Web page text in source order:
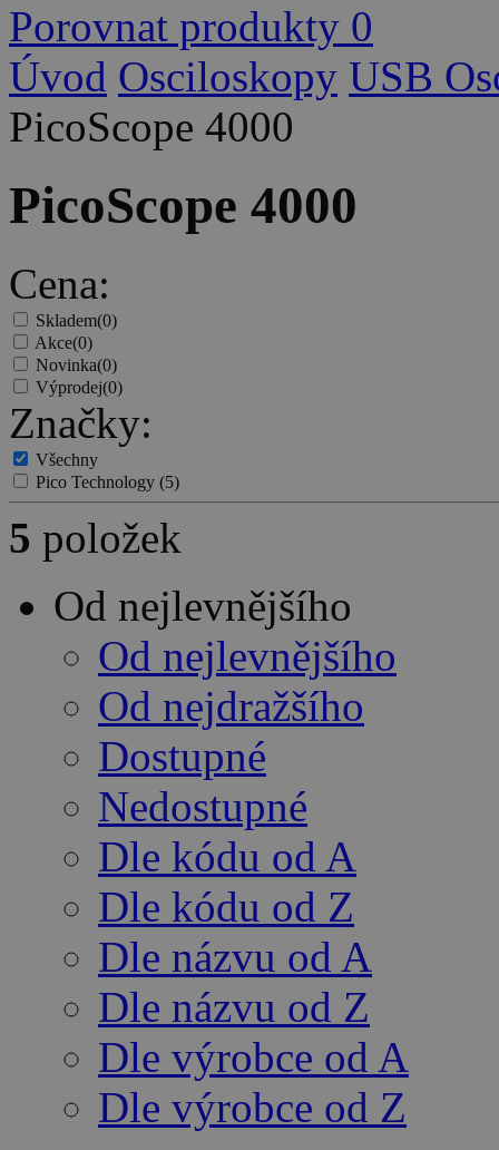
Porovnat produkty 0
Úvod Osciloskopy USB
PicoScope 4000
PicoScope 4000
Cena:
Skladem(0)
Akce(0)
Novinka(0)
Výprodej(0)
Značky:
Všechny
Pico Technology (5)
5 položek
Od nejlevnějšího
Od nejlevnějšího
Od nejdražšího
Dostupné
Nedostupné
Dle kódu od A
Dle kódu od Z
Dle názvu od A
Dle názvu od Z
Dle výrobce od A
Dle výrobce od Z